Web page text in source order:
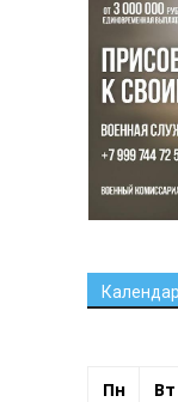
Пн Вт